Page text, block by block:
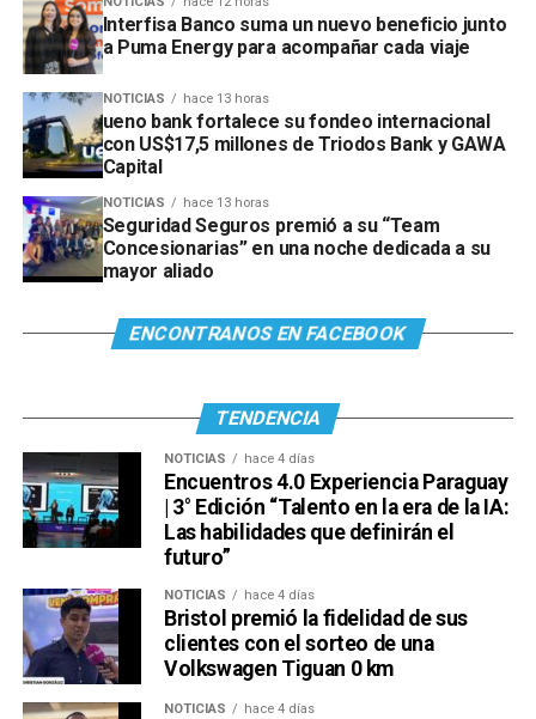
Interfisa Banco suma un nuevo beneficio junto
a Puma Energy para acompañar cada viaje
NOTICIAS hace 13 horas
ueno bank fortalece su fondeo internacional
con US$17,5 millones de Triodos Bank y GAWA
Capital
NOTICIAS hace 13 horas
Seguridad Seguros premió a su “Team
Concesionarias” en una noche dedicada a su
mayor aliado
ENCONTRANOS EN FACEBOOK
TENDENCIA
NOTICIAS hace 4 días
Encuentros 4.0 Experiencia Paraguay
| 3° Edición “Talento en la era de la IA:
Las habilidades que definirán el
futuro”
NOTICIAS hace 4 días
Bristol premió la fidelidad de sus
clientes con el sorteo de una
Volkswagen Tiguan 0 km
NOTICIAS hace 4 días